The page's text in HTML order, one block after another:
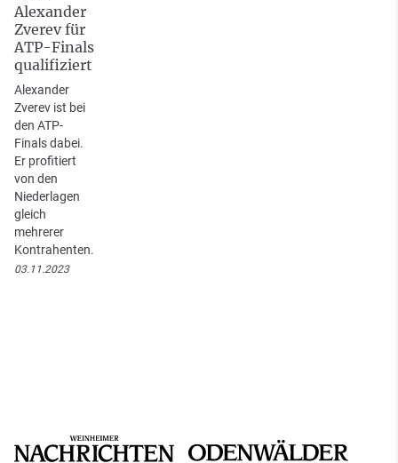
Alexander
Zverev für
ATP-Finals
qualifiziert
Alexander
Zverev ist bei
den ATP-
Finals dabei.
Er profitiert
von den
Niederlagen
gleich
mehrerer
Kontrahenten.
03.11.2023